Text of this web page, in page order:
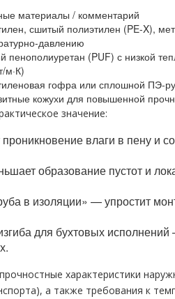
материалы / комментарий
сшитый полиэтилен (PE-X),
пенополиуретан (PUF) с низкой
м·К)
гофра или сплошной ПЭ-
кожухи для повышенной
значение:
влаги в пену и
образование пустот и
в изоляции» — упростит
для бухтовых
характеристики
а также требования к